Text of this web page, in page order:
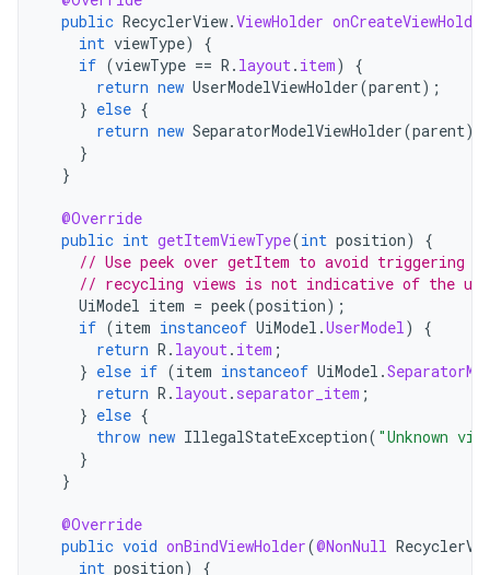
public RecyclerView.ViewHolder onCreateViewHolder
int viewType)
{
if (viewType == R . layout. item)
{
return new UserModelViewHolder(parent);
} else {
return new SeparatorModelViewHolder(parent);
}
}
@Override
public int getItemViewType(int position)
{
// Use peek over getItem to avoid triggering
// recycling views is not indicative of the
UiModel item = peek(position);
if (item instanceof UiModel .UserModel)
{
return R . layout. item ;
} else if (item instanceof UiModel .
return R . layout. separator_item ;
} else {
throw new IllegalStateException( "Unknown
}
}
@Override
public void onBindViewHolder(@NonNull
int position)
{